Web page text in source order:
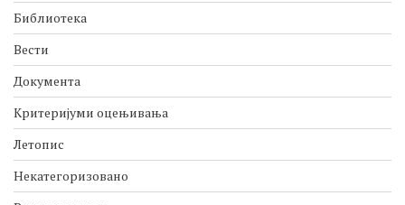
Библиотека
Вести
Документа
Критеријуми оцењивања
Летопис
Некатегоризовано